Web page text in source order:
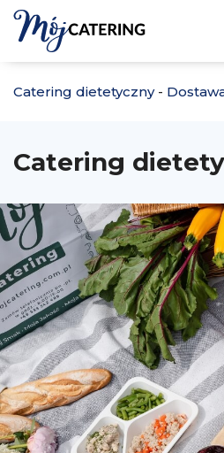
Catering dietetyczny-
Catering